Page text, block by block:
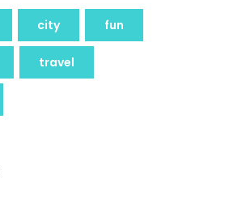
city fun
travel